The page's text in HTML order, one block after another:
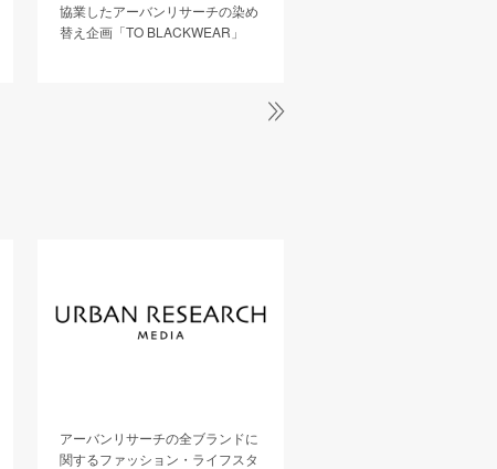
協業したアーバンリサーチの染め
替え企画「TO BLACKWEAR」
アーバンリサーチの全ブランドに
関するファッション・ライフスタ